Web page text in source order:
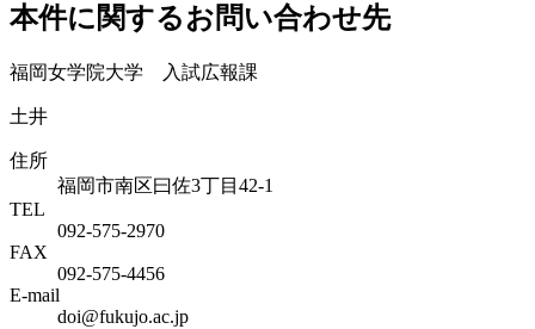
本件に関するお問い合わせ先
福岡女学院大学 入試広報課
土井
住所
福岡市南区曰佐3丁目42-1
TEL
092-575-2970
FAX
092-575-4456
E-mail
doi@fukujo.ac.jp